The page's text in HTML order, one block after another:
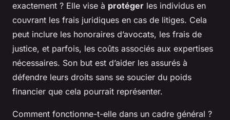
exactement ? Elle vise à protéger les individus en
couvrant les frais juridiques en cas de litiges. Cela
peut inclure les honoraires d’avocats, les frais de
justice, et parfois, les coûts associés aux expertises
nécessaires. Son but est d’aider les assurés à
défendre leurs droits sans se soucier du poids
financier que cela pourrait représenter.
Comment fonctionne-t-elle dans un cadre général ?